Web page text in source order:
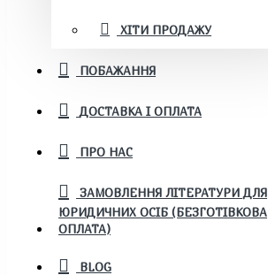
ХІТИ ПРОДАЖУ
ПОБАЖАННЯ
ДОСТАВКА І ОПЛАТА
ПРО НАС
ЗАМОВЛЕННЯ ЛІТЕРАТУРИ ДЛЯ
ЮРИДИЧНИХ ОСІБ (БЕЗГОТІВКОВА
ОПЛАТА)
BLOG